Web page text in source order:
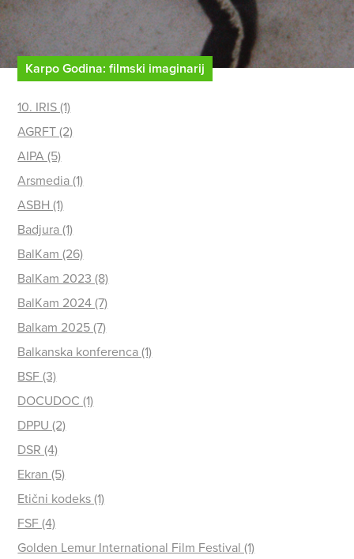
Karpo Godina: filmski imaginarij
10. IRIS (1)
AGRFT (2)
AIPA (5)
Arsmedia (1)
ASBH (1)
Badjura (1)
BalKam (26)
BalKam 2023 (8)
BalKam 2024 (7)
Balkam 2025 (7)
Balkanska konferenca (1)
BSF (3)
DOCUDOC (1)
DPPU (2)
DSR (4)
Ekran (5)
Etični kodeks (1)
FSF (4)
Golden Lemur International Film Festival (1)